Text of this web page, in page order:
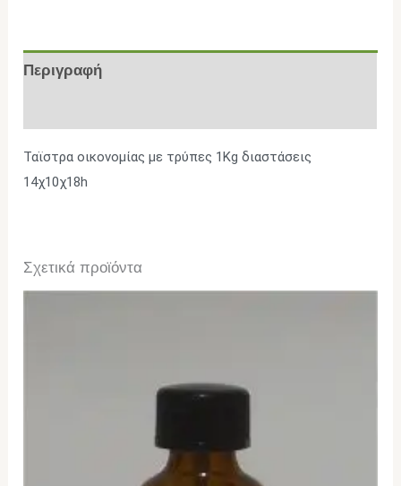
Περιγραφή
Ταϊστρα οικονομίας με τρύπες 1Kg διαστάσεις
14χ10χ18h
Σχετικά προϊόντα